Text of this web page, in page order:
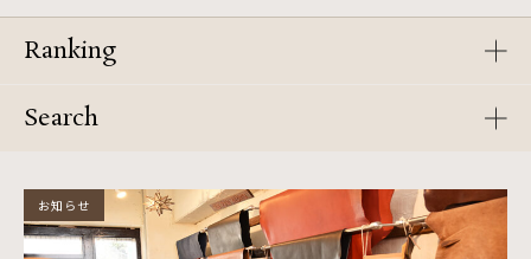
Ranking
Search
お知らせ